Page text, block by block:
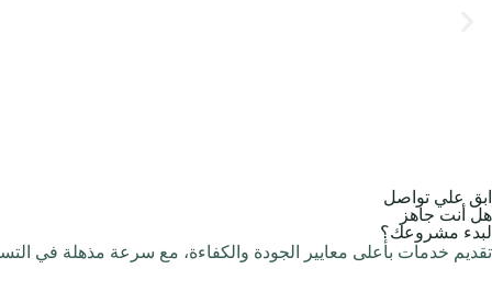
ابق علي تواصل
هل أنت جاهز
لبدء مشروعك؟
تقديم خدمات بأعلى معايير الجودة والكفاءة، مع سرعة مذهلة في